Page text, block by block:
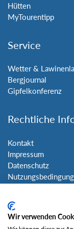
Hütten
MyTourentipp
Service
Wetter &
Bergjournal
Gipfelkonferenz
Rechtliche
Kontakt
Impressum
Datenschutz
Social Media
Wir verwenden